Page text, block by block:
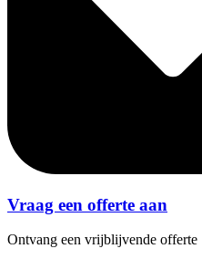
Vraag een offerte aan
Ontvang een vrijblijvende offerte